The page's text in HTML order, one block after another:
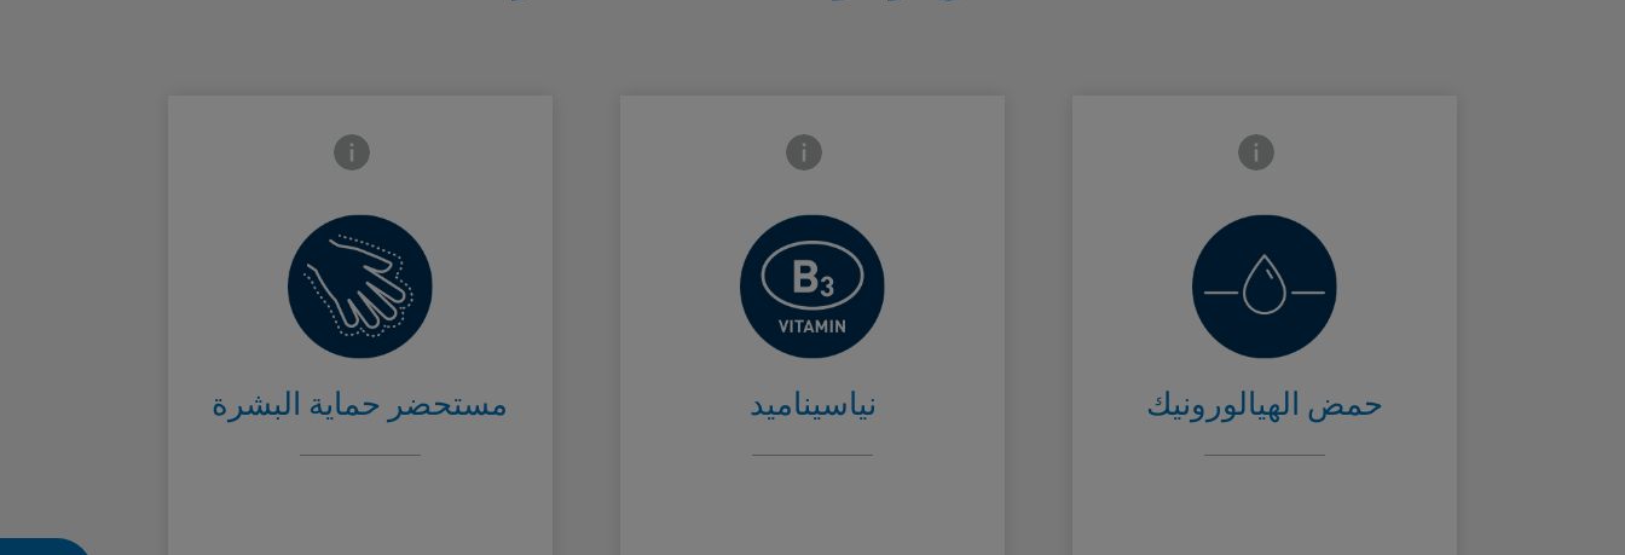
Frontside Info icon
حمض الهيالورونيك
يحفظ الترطيب
الطبيعي في
طبقات البشرة
Frontside Info icon
نياسيناميد​
يساعد على
تهدئة البشرة
Frontside Info icon
مستحضر حماية البشرة
يحمي البشرة
من المهيّجات
اليوميّة